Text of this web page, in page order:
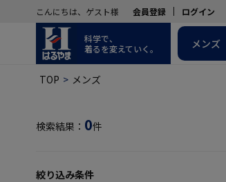
こんにちは、ゲスト様 会員登録 ログイン
科学で、
着るを変えていく。
メンズ
TOP メンズ
検索結果： 0件
絞り込み条件